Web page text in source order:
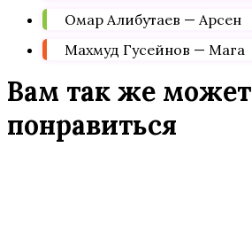
Омар Алибутаев — Арсен
Махмуд Гусейнов — Мага
Вам так же может
понравиться